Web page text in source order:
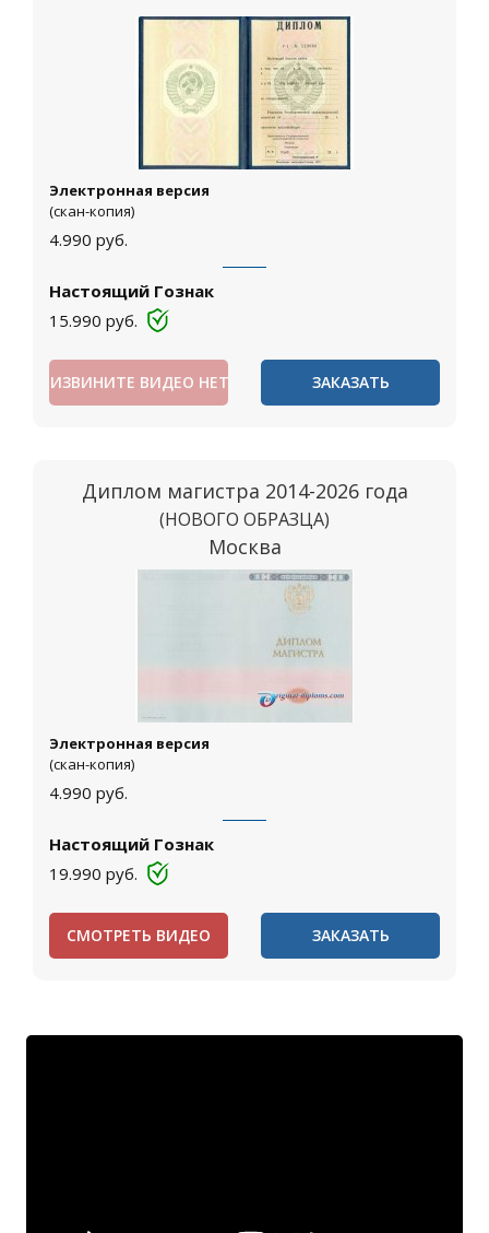
Электронная версия
(скан-копия)
4.990 руб.
Настоящий Гознак
15.990 руб.
ИЗВИНИТЕ ВИДЕО НЕТ ЗАКАЗАТЬ
Диплом магистра 2014-2026 года
(НОВОГО ОБРАЗЦА)
Москва
Электронная версия
(скан-копия)
4.990 руб.
Настоящий Гознак
19.990 руб.
СМОТРЕТЬ ВИДЕО ЗАКАЗАТЬ